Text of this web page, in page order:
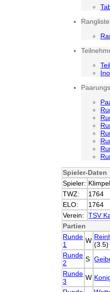
Rangliste
Spieler-Daten
Spieler:
TWZ:
1764
ELO:
1764
Verein:
TSV
Partien
Runde
1
W (3.5)
Runde
2
S
Runde
3
W